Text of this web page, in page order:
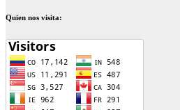
Quien nos visita: